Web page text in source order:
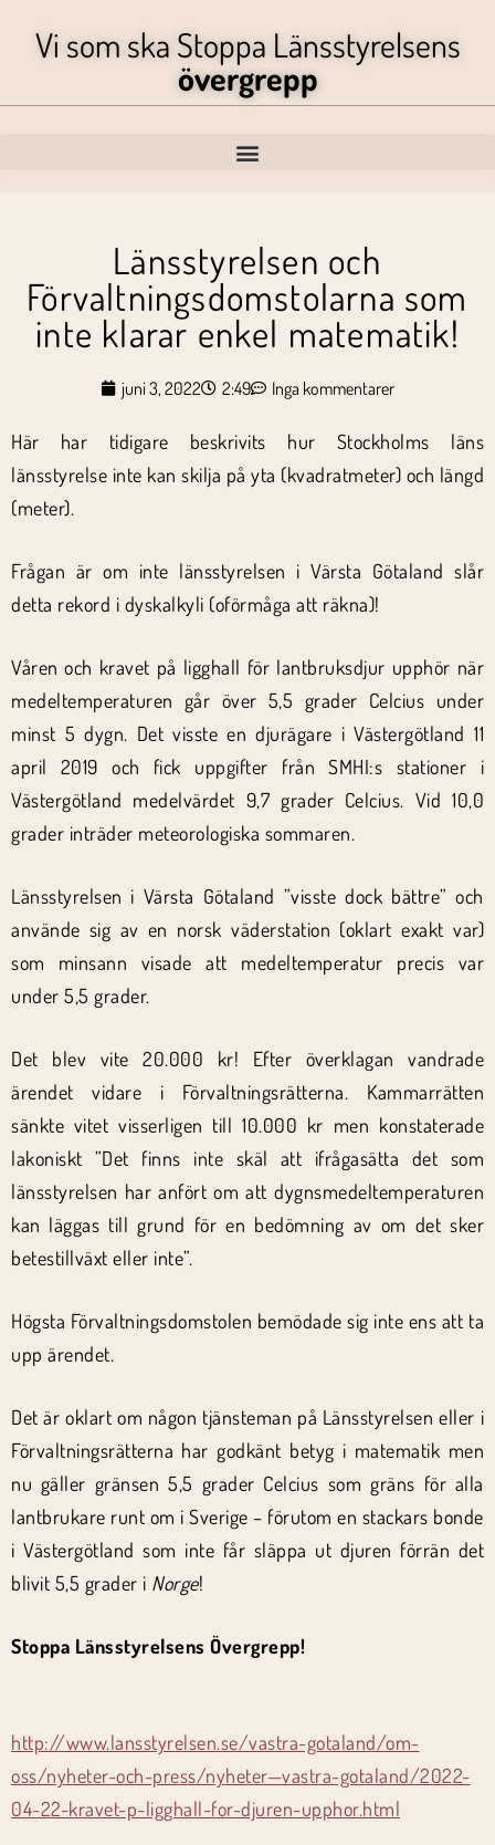
Vi som ska Stoppa Länsstyrelsens
övergrepp
Länsstyrelsen och
Förvaltningsdomstolarna som
inte klarar enkel matematik!
juni 3, 2022 2:49 Inga kommentarer
Här har tidigare beskrivits hur Stockholms läns
länsstyrelse inte kan skilja på yta (kvadratmeter) och längd
(meter).
Frågan är om inte länsstyrelsen i Värsta Götaland slår
detta rekord i dyskalkyli (oförmåga att räkna)!
Våren och kravet på ligghall för lantbruksdjur upphör när
medeltemperaturen går över 5,5 grader Celcius under
minst 5 dygn. Det visste en djurägare i Västergötland 11
april 2019 och fick uppgifter från SMHI:s stationer i
Västergötland medelvärdet 9,7 grader Celcius. Vid 10,0
grader inträder meteorologiska sommaren.
Länsstyrelsen i Värsta Götaland ”visste dock bättre” och
använde sig av en norsk väderstation (oklart exakt var)
som minsann visade att medeltemperatur precis var
under 5,5 grader.
Det blev vite 20.000 kr! Efter överklagan vandrade
ärendet vidare i Förvaltningsrätterna. Kammarrätten
sänkte vitet visserligen till 10.000 kr men konstaterade
lakoniskt ”Det finns inte skäl att ifrågasätta det som
länsstyrelsen har anfört om att dygnsmedeltemperaturen
kan läggas till grund för en bedömning av om det sker
betestillväxt eller inte”.
Högsta Förvaltningsdomstolen bemödade sig inte ens att ta
upp ärendet.
Det är oklart om någon tjänsteman på Länsstyrelsen eller i
Förvaltningsrätterna har godkänt betyg i matematik men
nu gäller gränsen 5,5 grader Celcius som gräns för alla
lantbrukare runt om i Sverige – förutom en stackars bonde
i Västergötland som inte får släppa ut djuren förrän det
blivit 5,5 grader i Norge!
Stoppa Länsstyrelsens Övergrepp!
http://www.lansstyrelsen.se/vastra-gotaland/om-
oss/nyheter-och-press/nyheter—vastra-gotaland/2022-
04-22-kravet-p-ligghall-for-djuren-upphor.html